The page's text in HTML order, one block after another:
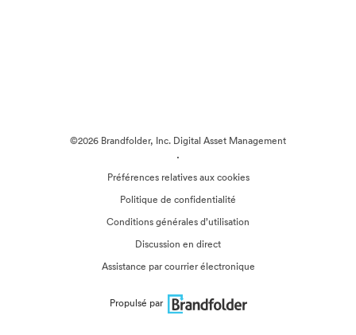
©2026 Brandfolder, Inc. Digital Asset Management
·
Préférences relatives aux cookies
Politique de confidentialité
Conditions générales d’utilisation
Discussion en direct
Assistance par courrier électronique
Propulsé par